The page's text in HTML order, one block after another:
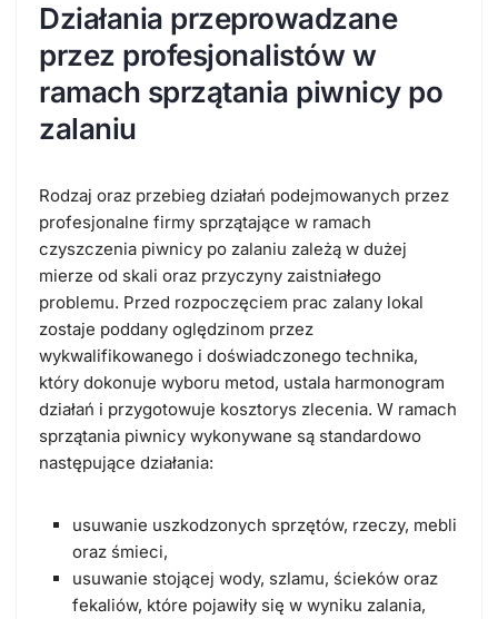
Działania przeprowadzane
przez profesjonalistów w
ramach sprzątania piwnicy po
zalaniu
Rodzaj oraz przebieg działań podejmowanych przez
profesjonalne firmy sprzątające w ramach
czyszczenia piwnicy po zalaniu zależą w dużej
mierze od skali oraz przyczyny zaistniałego
problemu. Przed rozpoczęciem prac zalany lokal
zostaje poddany oględzinom przez
wykwalifikowanego i doświadczonego technika,
który dokonuje wyboru metod, ustala harmonogram
działań i przygotowuje kosztorys zlecenia. W ramach
sprzątania piwnicy wykonywane są standardowo
następujące działania:
usuwanie uszkodzonych sprzętów, rzeczy, mebli
oraz śmieci,
usuwanie stojącej wody, szlamu, ścieków oraz
fekaliów, które pojawiły się w wyniku zalania,